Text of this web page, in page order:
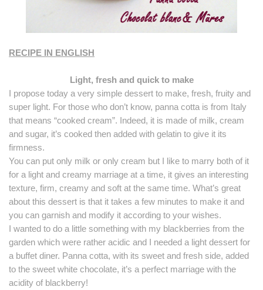
RECIPE IN ENGLISH
Light, fresh and quick to make
I propose today a very simple dessert to make, fresh, fruity and
super light. For those who don’t know, panna cotta is from Italy
that means “cooked cream”. Indeed, it is made of milk, cream
and sugar, it’s cooked then added with gelatin to give it its
firmness.
You can put only milk or only cream but I like to marry both of it
for a light and creamy marriage at a time, it gives an interesting
texture, firm, creamy and soft at the same time. What’s great
about this dessert is that it takes a few minutes to make it and
you can garnish and modify it according to your wishes.
I wanted to do a little something with my blackberries from the
garden which were rather acidic and I needed a light dessert for
a buffet diner. Panna cotta, with its sweet and fresh side, added
to the sweet white chocolate, it’s a perfect marriage with the
acidity of blackberry!